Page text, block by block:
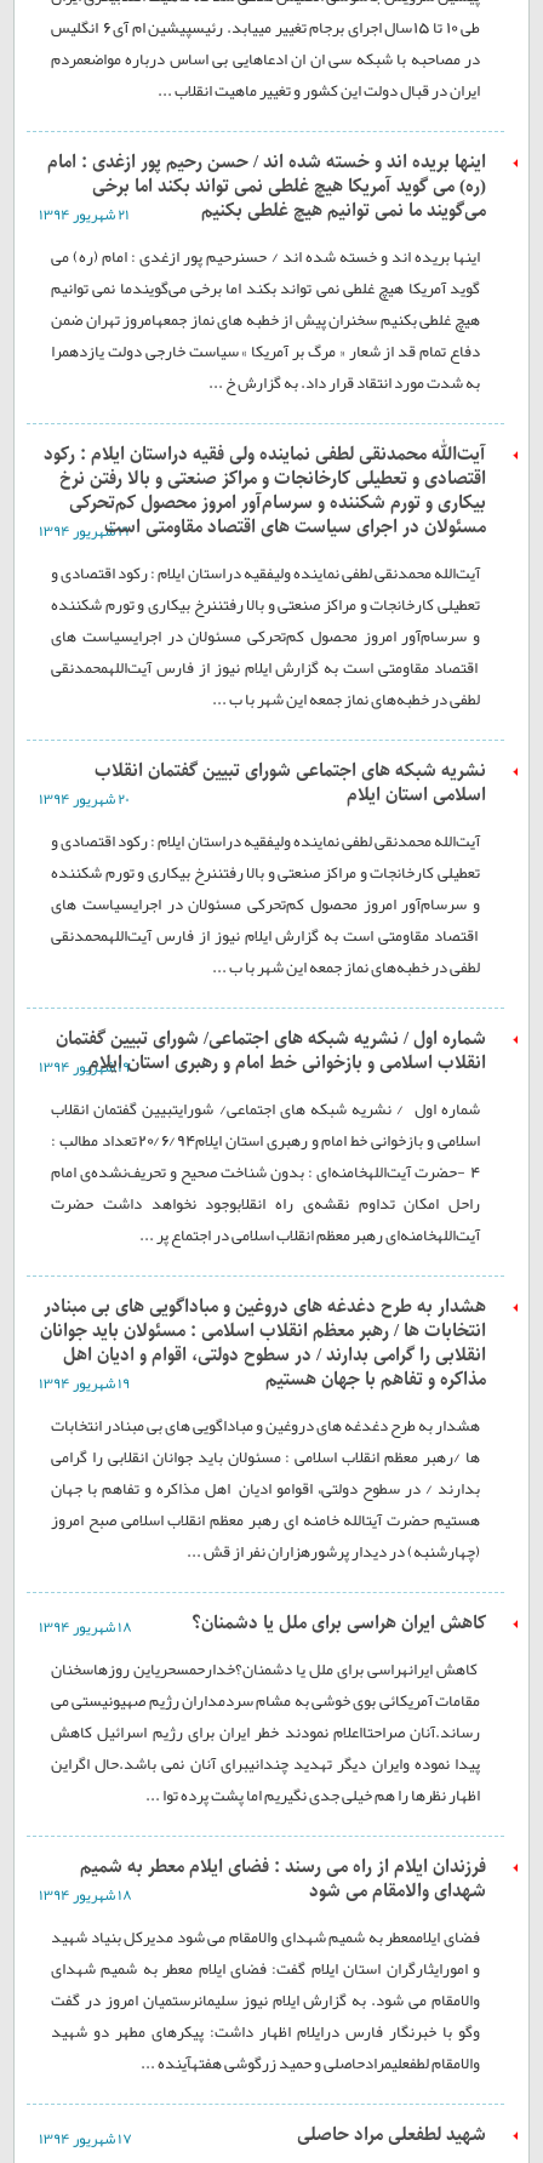
طی 10 تا 15سال اجرای برجام تغيير مییابد. رئيسپيشين ام آی 6 انگليس
در مصاحبه با شبکه سی ان ان ادعاهایی بی اساس درباره مواضعمردم
ایران در قبال دولت این کشور و تغيير ماهيت انقلاب ...
اینها بریده اند و خسته شده اند / حسن رحیم پور ازغدی : امام
(ره) می گوید آمریکا هیچ غلطی نمی تواند بکند اما برخی
می‌گویند ما نمی توانیم هیچ غلطی بکنیم ۲۱ شهريور ۱۳۹۴
اینها بریده اند و خسته شده اند / حسنرحیم پور ازغدی : امام (ره) می
گوید آمریکا هیچ غلطی نمی تواند بکند اما برخی می‌گویندما نمی توانیم
هیچ غلطی بکنیم سخنران پیش از خطبه های نماز جمعهامروز تهران ضمن
دفاع تمام قد از شعار « مرگ بر آمریکا » سیاست خارجی دولت یازدهمرا
به شدت مورد انتقاد قرار داد. به گزارش خ ...
آیت‌الله محمد‌نقی لطفی نماینده ولی فقیه دراستان ایلام : رکود
اقتصادی و تعطیلی کارخانجات و مراکز صنعتی و بالا رفتن نرخ
بیکاری و تورم شکننده و سرسام‌آور امروز محصول کم‌تحرکی
مسئولان در اجرای سیاست های اقتصاد مقاومتی است
۲۱ شهريور ۱۳۹۴
آیت‌الله محمد‌نقی لطفی نماینده ولیفقیه دراستان ایلام : رکود اقتصادی و
تعطیلی کارخانجات و مراکز صنعتی و بالا رفتننرخ بیکاری و تورم شکننده
و سرسام‌آور امروز محصول کم‌تحرکی مسئولان در اجرایسیاست های
اقتصاد مقاومتی است به گزارش ایلام نیوز از فارس آیت‌اللهمحمد‌نقی
لطفی در خطبه‌های نماز جمعه این شهر با ب ...
نشریه شبکه های اجتماعی شورای تبیین گفتمان انقلاب
اسلامی استان ایلام ۲۰ شهريور ۱۳۹۴
آیت‌الله محمد‌نقی لطفی نماینده ولیفقیه دراستان ایلام : رکود اقتصادی و
تعطیلی کارخانجات و مراکز صنعتی و بالا رفتننرخ بیکاری و تورم شکننده
و سرسام‌آور امروز محصول کم‌تحرکی مسئولان در اجرایسیاست های
اقتصاد مقاومتی است به گزارش ایلام نیوز از فارس آیت‌اللهمحمد‌نقی
لطفی در خطبه‌های نماز جمعه این شهر با ب ...
شماره اول / نشریه شبکه های اجتماعی/ شورای تبیین گفتمان
انقلاب اسلامی و بازخوانی خط امام و رهبری استان ایلام
۱۹ شهريور ۱۳۹۴
شماره اول / نشریه شبکه های اجتماعی/ شورایتبیین گفتمان انقلاب
اسلامی و بازخوانی خط امام و رهبری استان ایلام20/6/94تعداد مطالب :
4 -حضرت آیت‌اللهخامنه‌ای : بدون شناخت صحیح و تحریف‌نشده‌ی امام
راحل امکان تداوم نقشه‌ی راه انقلابوجود نخواهد داشت حضرت
آیت‌اللهخامنه‌ای رهبر معظم انقلاب اسلامی در اجتماع پر ...
هشدار به طرح دغدغه های دروغین و مباداگویی های بی مبنادر
انتخابات ها / رهبر معظم انقلاب اسلامی : مسئولان باید جوانان
انقلابی را گرامی بدارند / در سطوح دولتی، اقوام و ادیان اهل
مذاکره و تفاهم با جهان هستیم ۱۹ شهريور ۱۳۹۴
هشدار به طرح دغدغه های دروغین و مباداگویی های بی مبنادر انتخابات
ها /رهبر معظم انقلاب اسلامی : مسئولان باید جوانان انقلابی را گرامی
بدارند / در سطوح دولتی، اقوامو ادیان اهل مذاکره و تفاهم با جهان
هستیم حضرت آیتالله خامنه ای رهبر معظم انقلاب اسلامی صبح امروز
(چهارشنبه) در دیدار پرشورهزاران نفر از قش ...
کاهش ایران هراسی برای ملل یا دشمنان؟ ۱۸ شهريور ۱۳۹۴
کاهش ایرانهراسی برای ملل یا دشمنان؟خدارحمسحریاین روزهاسخنان
مقامات آمریکائی بوی خوشی به مشام سردمداران رژیم صهیونیستی می
رساند.آنان صراحتااعلام نمودند خطر ایران برای رژیم اسرائیل کاهش
پیدا نموده وایران دیگر تهدید چندانیبرای آنان نمی باشد.حال اگراین
اظهار نظرها را هم خیلی جدی نگیریم اما پشت پرده توا ...
فرزندان ایلام از راه می رسند : فضای ايلام معطر به شميم
شهدای والامقام می شود ۱۸ شهريور ۱۳۹۴
فضای ايلاممعطر به شميم شهدای والامقام می شود مديرکل بنياد شهيد
و امورايثارگران استان ايلام گفت: فضای ايلام معطر به شميم شهدای
والامقام می شود. به گزارش ایلام نیوز سليمانرستميان امروز در گفت
وگو با خبرنگار فارس درایلام اظهار داشت: پيکرهای مطهر دو شهيد
والامقام لطفعلیمرادحاصلی و حميد زرگوشی هفتهآینده ...
شهید لطفعلی مراد حاصلی ۱۷ شهريور ۱۳۹۴